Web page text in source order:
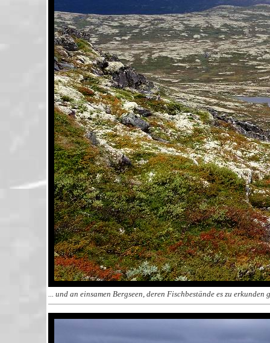
... und an einsamen Bergseen, deren Fischbestände es zu erkunden